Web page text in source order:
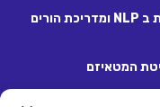
שירן ברביבאי – פסיכותרפיסטית, מטפלת ב NLP ומדריכת הורים
המטאיזם